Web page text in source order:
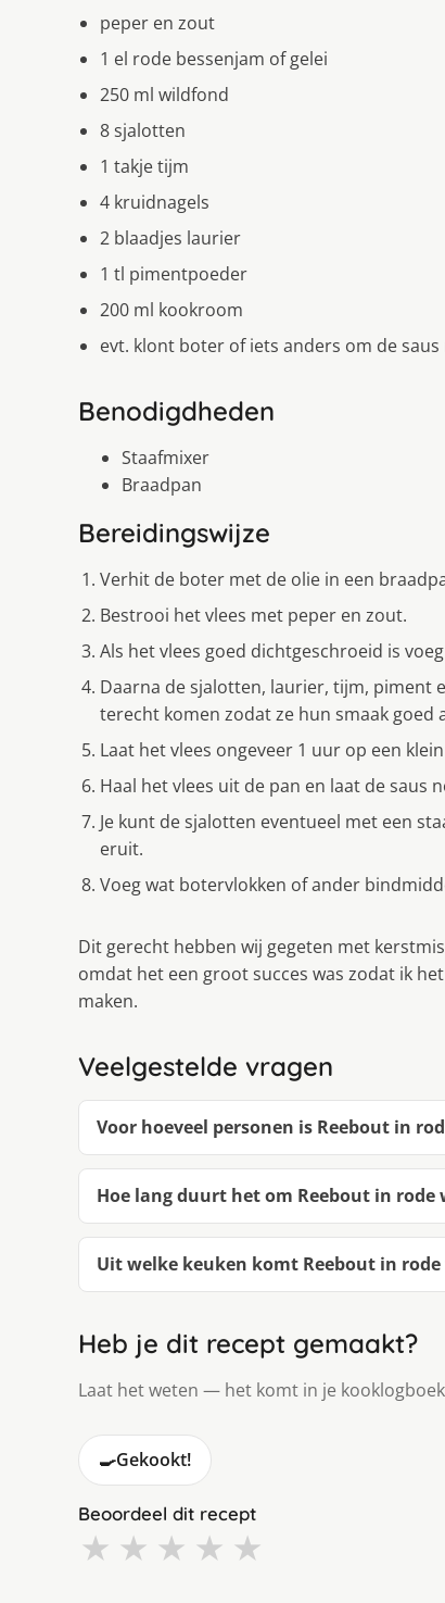
peper en zout
1 el rode bessenjam of gelei
250 ml wildfond
8 sjalotten
1 takje tijm
4 kruidnagels
2 blaadjes laurier
1 tl pimentpoeder
200 ml kookroom
evt. klont boter of iets anders om de
Benodigdheden
Staafmixer
Braadpan
Bereidingswijze
Verhit de boter met de olie in een
Bestrooi het vlees met peper en zout.
Als het vlees goed dichtgeschroeid is
Daarna de sjalotten, laurier, tijm, piment
terecht komen zodat ze hun smaak goed
Laat het vlees ongeveer 1 uur op een
Haal het vlees uit de pan en laat de saus
Je kunt de sjalotten eventueel met een
eruit.
Voeg wat botervlokken of ander
Dit gerecht hebben wij gegeten met
omdat het een groot succes was zodat ik
maken.
Veelgestelde vragen
Voor hoeveel personen is Reebout in
Hoe lang duurt het om Reebout in rode
Uit welke keuken komt Reebout in
Heb je dit recept gemaakt?
Laat het weten — het komt in je
🍳Gekookt!
Beoordeel dit recept
★ ★ ★ ★ ★